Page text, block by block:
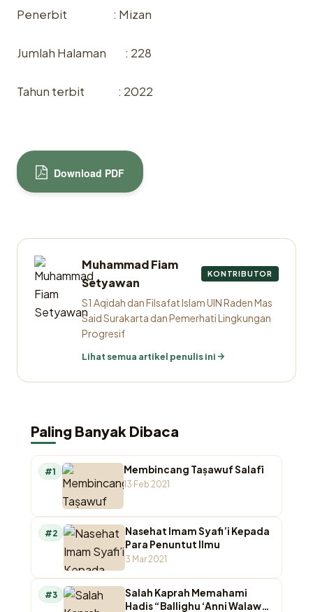
Penerbit : Mizan
Jumlah Halaman : 228
Tahun terbit : 2022
Download PDF
Muhammad Fiam
Setyawan
KONTRIBUTOR
S1 Aqidah dan Filsafat Islam UIN Raden Mas
Said Surakarta dan Pemerhati Lingkungan
Progresif
Lihat semua artikel penulis ini
Paling Banyak Dibaca
#1 Membincang Taṣawuf Salafī
13 Feb 2021
#2
Nasehat Imam Syafi’i Kepada
Para Penuntut Ilmu
3 Mar 2021
#3
Salah Kaprah Memahami
Hadis “Ballighu ‘Anni Walaw